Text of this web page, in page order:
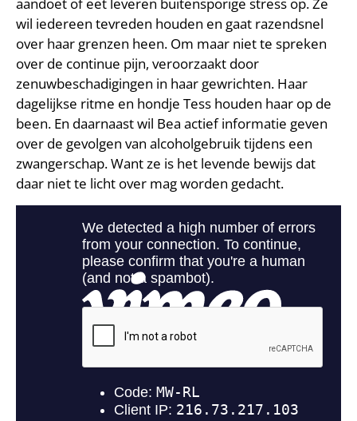
aandoet of eet leveren buitensporige stress op. Ze
wil iedereen tevreden houden en gaat razendsnel
over haar grenzen heen. Om maar niet te spreken
over de continue pijn, veroorzaakt door
zenuwbeschadigingen in haar gewrichten. Haar
dagelijkse ritme en hondje Tess houden haar op de
been. En daarnaast wil Bea actief informatie geven
over de gevolgen van alcoholgebruik tijdens een
zwangerschap. Want ze is het levende bewijs dat
daar niet te licht over mag worden gedacht.